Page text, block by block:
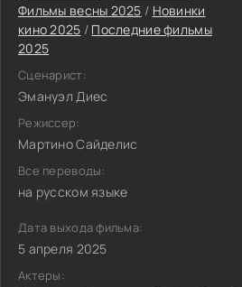
Фильмы весны 2025 / Новинки
кино 2025 / Последние фильмы
2025
Сценарист:
Эмануэл Диес
Режиссер:
Мартино Сайделис
Все переводы:
на русском языке
Дата выхода фильма:
5 апреля 2025
Актеры: